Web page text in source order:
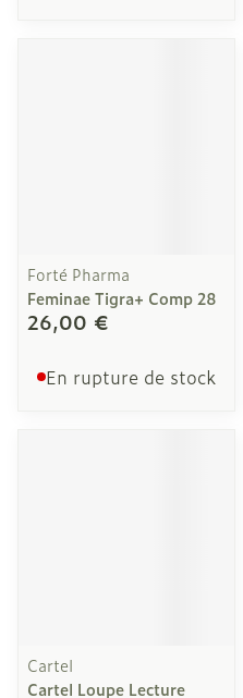
Forté Pharma
Feminae Tigra+ Comp 28
26,00 €
En rupture de stock
Cartel
Cartel Loupe Lecture